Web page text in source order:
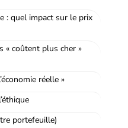
impact sur le prix
plus cher »
Prix & valeur : calculez « l’économie réelle »
portefeuille)